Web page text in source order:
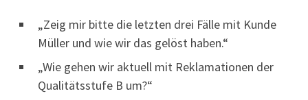
„Zeig mir bitte die letzten drei Fälle mit Kunde
Müller und wie wir das gelöst haben.“
„Wie gehen wir aktuell mit Reklamationen der
Qualitätsstufe B um?“